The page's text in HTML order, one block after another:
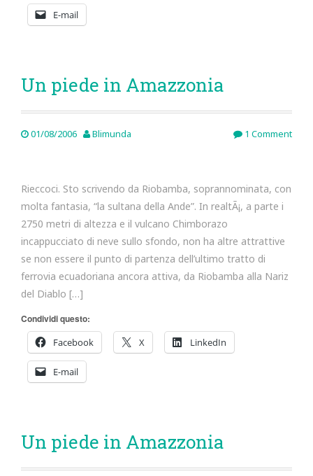
E-mail
Un piede in Amazzonia
01/08/2006 Blimunda 1 Comment
Rieccoci. Sto scrivendo da Riobamba, soprannominata, con
molta fantasia, “la sultana della Ande”. In realtÃ¡, a parte i
2750 metri di altezza e il vulcano Chimborazo
incappucciato di neve sullo sfondo, non ha altre attrattive
se non essere il punto di partenza dell’ultimo tratto di
ferrovia ecuadoriana ancora attiva, da Riobamba alla Nariz
del Diablo […]
Condividi questo:
Facebook
X LinkedIn
E-mail
Un piede in Amazzonia